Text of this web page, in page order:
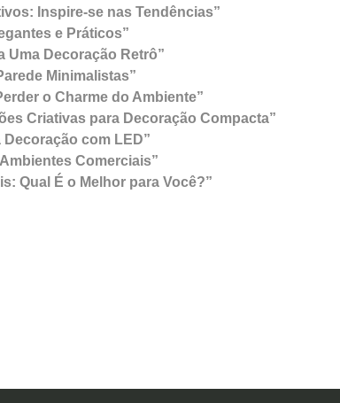
Inspire-se nas Tendências”
e Práticos”
Uma Decoração Retrô”
Minimalistas”
o Charme do Ambiente”
Criativas para Decoração Compacta”
com LED”
Comerciais”
Qual É o Melhor para Você?”